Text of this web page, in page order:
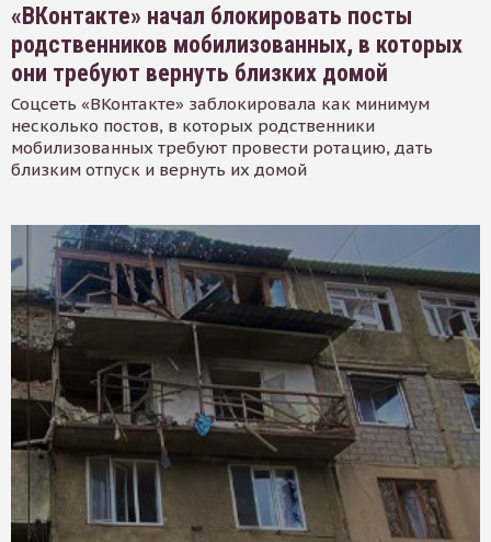
«ВКонтакте» начал блокировать посты
родственников мобилизованных, в которых
они требуют вернуть близких домой
Соцсеть «ВКонтакте» заблокировала как минимум
несколько постов, в которых родственники
мобилизованных требуют провести ротацию, дать
близким отпуск и вернуть их домой